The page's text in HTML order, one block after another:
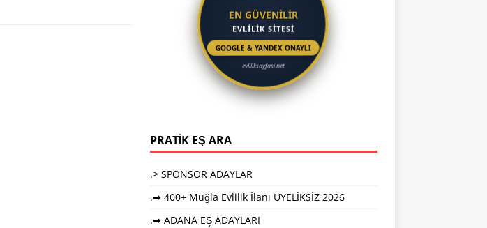
EN GÜVENİLİR
EVLİLİK SİTESİ
GOOGLE & YANDEX ONAYLI
evliliksayfasi.net
PRATİK EŞ ARA
.> SPONSOR ADAYLAR
.➡ 400+ Muğla Evlilik İlanı ÜYELİKSİZ 2026
.➡ ADANA EŞ ADAYLARI